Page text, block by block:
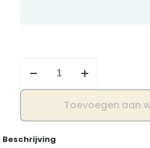
boerderij
Toevoegen aan
Beschrijving